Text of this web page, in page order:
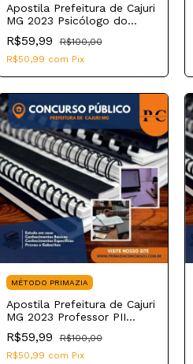
Apostila Prefeitura de Cajuri
MG 2023 Psicólogo do
Núcleo de Apoio de Saúde
da Família
R$59,99
R$100,00
R$50,99 com Pix
MÉTODO PRIMAZIA
Apostila Prefeitura de Cajuri
MG 2023 Professor PII
História
R$59,99
R$100,00
R$50,99 com Pix